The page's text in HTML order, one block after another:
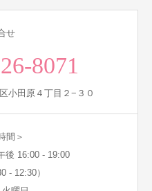
せ
8071
小田原４丁目２−３０
間＞
後 16:00 - 19:00
- 12:30）